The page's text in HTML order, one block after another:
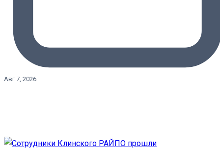
Авг 7, 2026